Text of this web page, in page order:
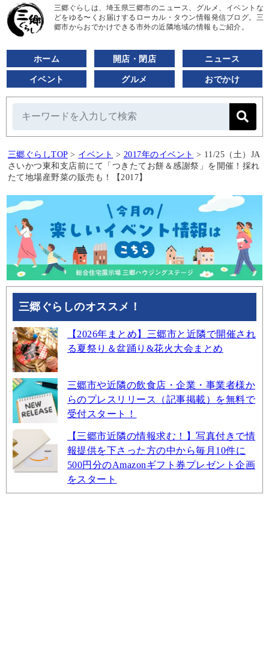
三郷ぐらしは、埼玉県三郷市のニュース、グルメ、イベントな
どをゆる〜くお届けするローカル・タウン情報発信ブログ。三
郷市からおでかけできる市外の近隣地域の情報もご紹介。
ホーム 開店・閉店 ニュース
イベント グルメ おでかけ
三郷ぐらしTOP > イベント > 2017年のイベント > 11/25（土）JA
さいかつ東和支店前にて「つきたてお餅＆感謝祭」を開催！採れ
たて地場産野菜の販売も！【2017】
三郷ぐらしのオススメ！
【2026年まとめ】三郷市と近隣で開催され
る夏祭り＆盆踊り&花火大会まとめ
三郷市や近隣の飲食店・企業・事業者様か
らのプレスリリース（記事掲載）を無料で
受付スタート！
【三郷市近隣の情報求む！】写真付きで情
報提供を下さった方の中から毎月10件に
500円分のAmazonギフト券プレゼント企画
をスタート